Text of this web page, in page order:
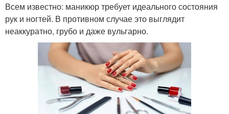
Всем известно: маникюр требует идеального состояния
рук и ногтей. В противном случае это выглядит
неаккуратно, грубо и даже вульгарно.